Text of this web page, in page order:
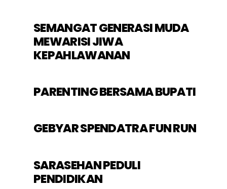
SEMANGAT GENERASI MUDA
MEWARISI JIWA
KEPAHLAWANAN
PARENTING BERSAMA BUPATI
GEBYAR SPENDATRA FUN RUN
SARASEHAN PEDULI
PENDIDIKAN